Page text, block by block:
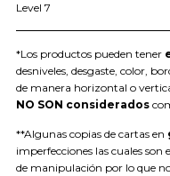
Level 7
*Los productos pueden tener
desniveles, desgaste, color,
de manera horizontal o
NO SON considerados
**Algunas copias de cartas en
imperfecciones las cuales
de manipulación por lo que